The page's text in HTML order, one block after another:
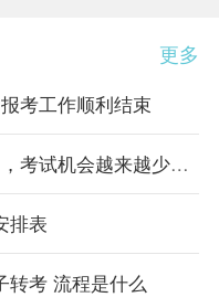
更多
考工作顺利结束
2019年4月广东自考又改革了，考试机会越来越少，抓紧时间喽！
排表
转考 流程是什么